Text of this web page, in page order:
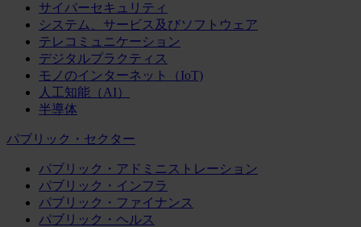
サイバーセキュリティ
システム、サービス及びソフトウェア
テレコミュニケーション
デジタルプラクティス
モノのインターネット（IoT)
人工知能（AI）
半導体
パブリック・セクター
パブリック・アドミニストレーション
パブリック・インフラ
パブリック・ファイナンス
パブリック・ヘルス